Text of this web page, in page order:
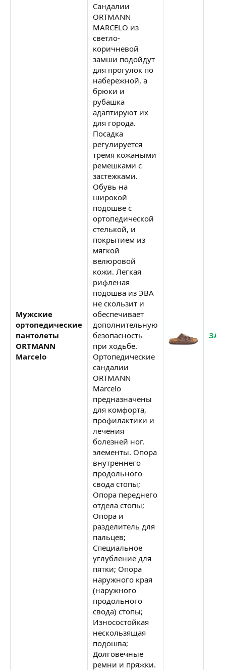
Мужские
ортопедические
пантолеты
ORTMANN
Marcelo
Сандалии
ORTMANN
MARCELO из
светло-
коричневой
замши подойдут
для прогулок по
набережной, а
брюки и
рубашка
адаптируют их
для города.
Посадка
регулируется
тремя кожаными
ремешками с
застежками.
Обувь на
широкой
подошве с
ортопедической
стелькой, и
покрытием из
мягкой
велюровой
кожи. Легкая
рифленая
подошва из ЭВА
не скользит и
обеспечивает
дополнительную
безопасность
при ходьбе.
Ортопедические
сандалии
ORTMANN
Marcelo
предназначены
для комфорта,
профилактики и
лечения
болезней ног.
элементы. Опора
внутреннего
продольного
свода стопы;
Опора переднего
отдела стопы;
Опора и
разделитель для
пальцев;
Специальное
углубление для
пятки; Опора
наружного края
(наружного
продольного
свода) стопы;
Износостойкая
нескользящая
подошва;
Долговечные
ремни и пряжки.